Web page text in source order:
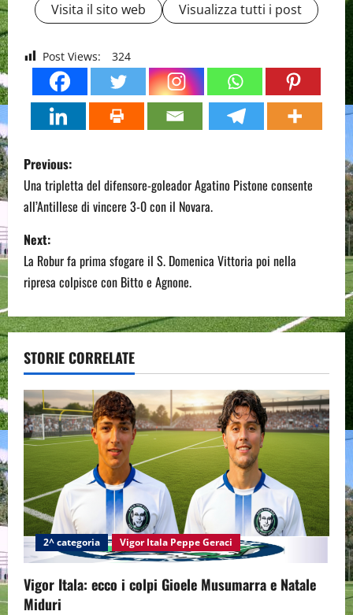
Visita il sito web Visualizza tutti i post
Post Views: 324
P
o
s
t
n
a
v
i
g
a
t
i
o
n
Previous:
Una tripletta del difensore-goleador Agatino Pistone consente
all’Antillese di vincere 3-0 con il Novara.
Next:
La Robur fa prima sfogare il S. Domenica Vittoria poi nella
ripresa colpisce con Bitto e Agnone.
STORIE CORRELATE
2^ categoria Vigor Itala Peppe Geraci
Vigor Itala: ecco i colpi Gioele Musumarra e Natale
Miduri